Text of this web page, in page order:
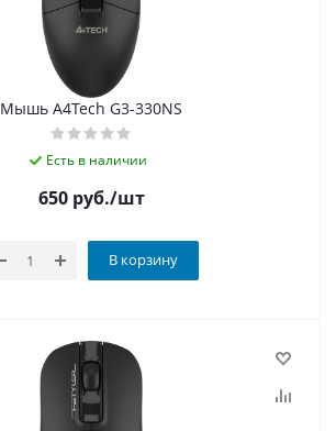
Мышь A4Tech G3-330NS
Есть в наличии
650руб./шт
В корзину